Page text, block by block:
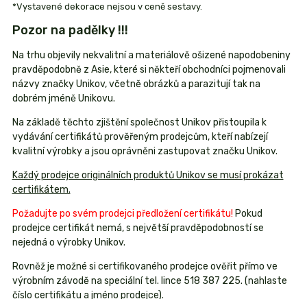
*Vystavené dekorace nejsou v ceně sestavy.
Pozor na padělky !!!
Na trhu objevily nekvalitní a materiálově ošizené napodobeniny
pravděpodobně z Asie, které si někteří obchodníci pojmenovali
názvy značky Unikov, včetně obrázků a parazitují tak na
dobrém jméně Unikovu.
Na základě těchto zjištění společnost Unikov přistoupila k
vydávání certifikátů prověřeným prodejcům, kteří nabízejí
kvalitní výrobky a jsou oprávněni zastupovat značku Unikov.
Každý prodejce originálních produktů Unikov se musí prokázat
certifikátem.
Požadujte po svém prodejci předložení certifikátu! Pokud
prodejce certifikát nemá, s největší pravděpodobností se
nejedná o výrobky Unikov.
Rovněž je možné si certifikovaného prodejce ověřit přímo ve
výrobním závodě na speciální tel. lince 518 387 225. (nahlaste
číslo certifikátu a jméno prodejce).